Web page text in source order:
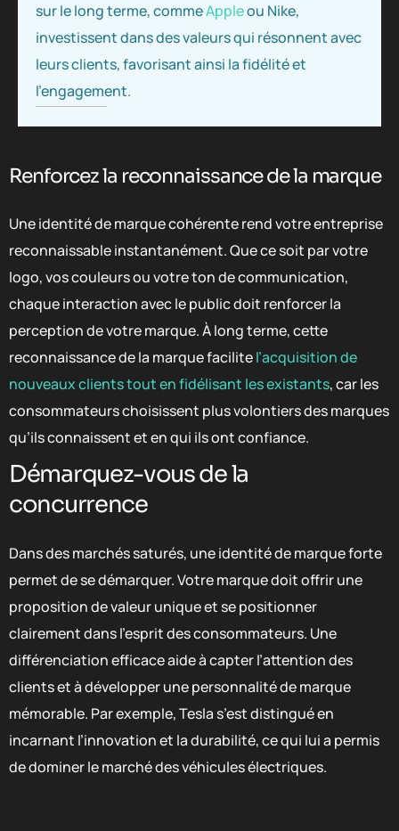
sur le long terme, commeAppleou Nike,
investissent dans des valeurs qui résonnent avec
leurs clients, favorisant ainsi la fidélité et
l’engagement.
Renforcez la reconnaissance de la marque
Une identité de marque cohérente rend votre entreprise
reconnaissable instantanément. Que ce soit par votre
logo, vos couleurs ou votre ton de communication,
chaque interaction avec le public doit renforcer la
perception de votre marque. À long terme, cette
reconnaissance de la marque facilitel’acquisition de
nouveaux clients tout en fidélisant les existants, car les
consommateurs choisissent plus volontiers des marques
qu’ils connaissent et en qui ils ont confiance.
Démarquez-vous de la
concurrence
Dans des marchés saturés, une identité de marque forte
permet de se démarquer. Votre marque doit offrir une
proposition de valeur unique et se positionner
clairement dans l’esprit des consommateurs. Une
différenciation efficace aide à capter l’attention des
clients et à développer une personnalité de marque
mémorable. Par exemple, Tesla s’est distingué en
incarnant l’innovation et la durabilité, ce qui lui a permis
de dominer le marché des véhicules électriques.